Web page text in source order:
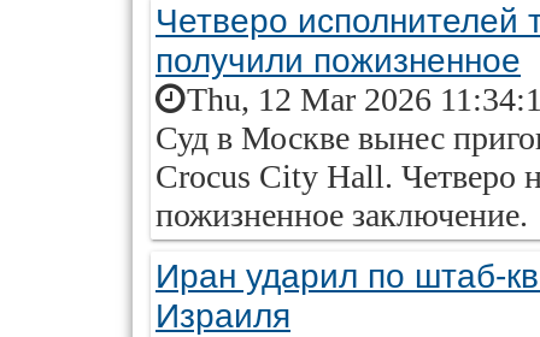
Четверо исполнителей
получили пожизненное
Thu, 12 Mar 2026
Суд в Москве вынес
Crocus City Hall. Четверо
пожизненное заключение.
Иран ударил по штаб-
Израиля